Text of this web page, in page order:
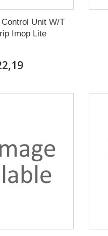
Unit W/T
Imop Lite